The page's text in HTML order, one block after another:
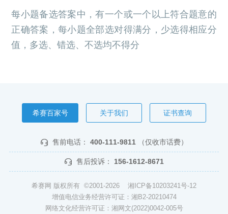
每小题备选答案中，有一个或一个以上符合题意的
正确答案，每小题全部选对得满分，少选得相应分
值，多选、错选、不选均不得分
希赛百家号 关于我们 证书查询
售前电话： 400-111-9811 （仅收市话费）
售后投诉： 156-1612-8671
希赛网 版权所有 ©2001-2026 湘ICP备10203241号-12
增值电信业务经营许可证：湘B2-20210474
网络文化经营许可证：湘网文(2022)0042-005号